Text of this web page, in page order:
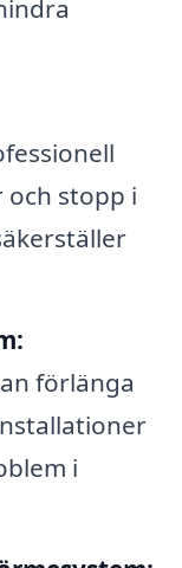
stopp i
förlänga
i